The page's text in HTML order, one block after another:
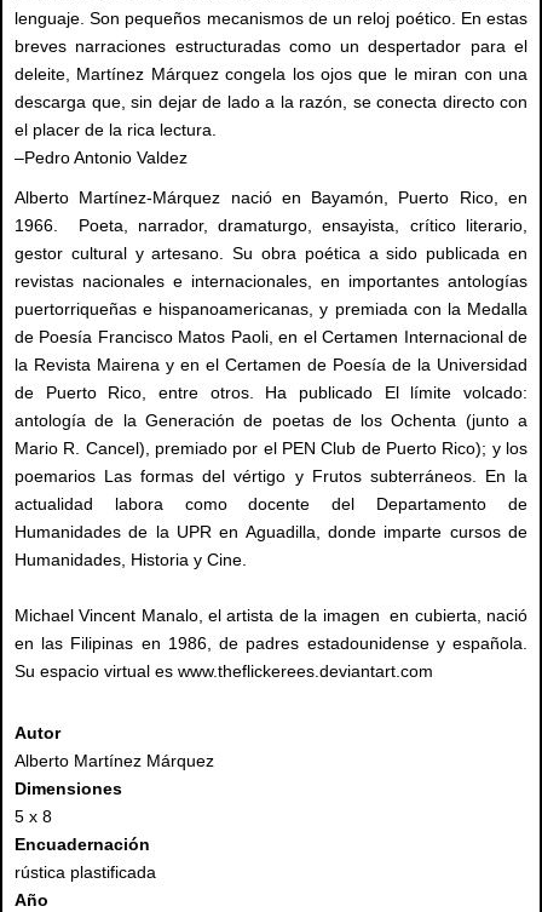
lenguaje. Son pequeños mecanismos de un reloj poético. En estas
breves narraciones estructuradas como un despertador para el
deleite, Martínez Márquez congela los ojos que le miran con una
descarga que, sin dejar de lado a la razón, se conecta directo con
el placer de la rica lectura.
–Pedro Antonio Valdez
Alberto Martínez-Márquez nació en Bayamón, Puerto Rico, en
1966. Poeta, narrador, dramaturgo, ensayista, crítico literario,
gestor cultural y artesano. Su obra poética a sido publicada en
revistas nacionales e internacionales, en importantes antologías
puertorriqueñas e hispanoamericanas, y premiada con la Medalla
de Poesía Francisco Matos Paoli, en el Certamen Internacional de
la Revista Mairena y en el Certamen de Poesía de la Universidad
de Puerto Rico, entre otros. Ha publicado El límite volcado:
antología de la Generación de poetas de los Ochenta (junto a
Mario R. Cancel), premiado por el PEN Club de Puerto Rico); y los
poemarios Las formas del vértigo y Frutos subterráneos. En la
actualidad labora como docente del Departamento de
Humanidades de la UPR en Aguadilla, donde imparte cursos de
Humanidades, Historia y Cine.
Michael Vincent Manalo, el artista de la imagen en cubierta, nació
en las Filipinas en 1986, de padres estadounidense y española.
Su espacio virtual es www.theflickerees.deviantart.com
Autor
Alberto Martínez Márquez
Dimensiones
5 x 8
Encuadernación
rústica plastificada
Año